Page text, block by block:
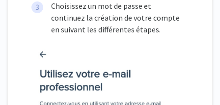
Choisissez un mot de passe et
continuez la création de votre compte
en suivant les différentes étapes.